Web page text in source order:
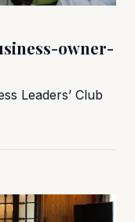
owner-
Leaders’ Club